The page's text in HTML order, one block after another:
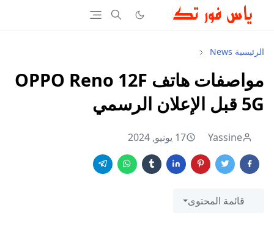
الرئيسية News
مواصفات هاتف OPPO Reno 12F
5G قبل الإعلان الرسمي
Yassine 17 يونيو, 2024
قائمة المحتوى